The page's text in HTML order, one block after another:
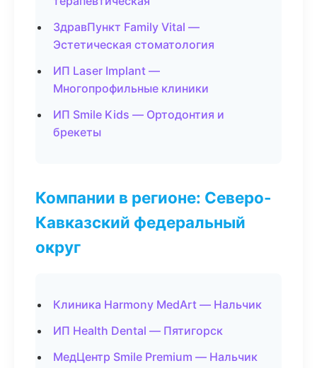
ЗдравПункт Family Vital —
Эстетическая стоматология
ИП Laser Implant —
Многопрофильные клиники
ИП Smile Kids — Ортодонтия и
брекеты
Компании в регионе: Северо-
Кавказский федеральный
округ
Клиника Harmony MedArt — Нальчик
ИП Health Dental — Пятигорск
МедЦентр Smile Premium — Нальчик